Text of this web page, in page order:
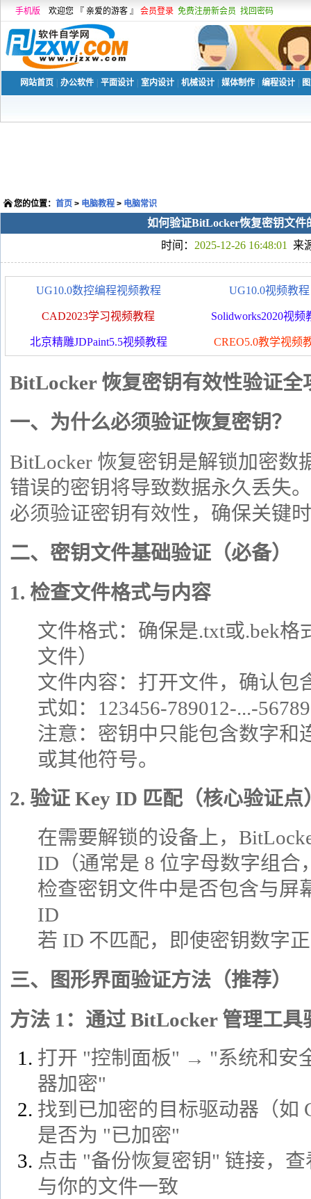
手机版 欢迎您 『 亲爱的游客 』 会员登录 免费注册新会员 找回密码
网站首页 办公软件 平面设计 室内设计 机械设计 媒体制作 编程设计
您的位置： 首页 > 电脑教程 > 电脑常识
如何验证BitLocker恢复密钥文件
时间： 2025-12-26 16:48:01 来
UG10.0数控编程视频教程 UG10.0视频教程
CAD2023学习视频教程 Solidworks2020视频
北京精雕JDPaint5.5视频教程 CREO5.0教学视频
BitLocker 恢复密钥有效性验证全
一、为什么必须验证恢复密钥？
BitLocker 恢复密钥是解锁加密数
错误的密钥将导致数据永久丢失
必须验证密钥有效性，确保关键
二、密钥文件基础验证（必备）
1. 检查文件格式与内容
文件格式：确保是.txt或.bek格
文件）
文件内容：打开文件，确认包
式如：123456-789012-...-
注意：密钥中只能包含数字和
或其他符号。
2. 验证 Key ID 匹配（核心验证点
在需要解锁的设备上，
ID（通常是 8 位字母数字组合
检查密钥文件中是否包含与屏
ID
若 ID 不匹配，即使密钥数字
三、图形界面验证方法（推荐）
方法 1：通过 BitLocker 管理工具
打开 "控制面板" → "系统和安
器加密"
找到已加密的目标驱动器（如
是否为 "已加密"
点击 "备份恢复密钥" 链接，
与你的文件一致